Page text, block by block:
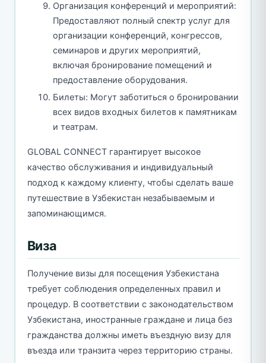
Организация конференций и мероприятий:
Предоставляют полный спектр услуг для
организации конференций, конгрессов,
семинаров и других мероприятий,
включая бронирование помещений и
предоставление оборудования.
Билеты: Могут заботиться о бронировании
всех видов входных билетов к памятникам
и театрам.
GLOBAL CONNECT гарантирует высокое
качество обслуживания и индивидуальный
подход к каждому клиенту, чтобы сделать ваше
путешествие в Узбекистан незабываемым и
запоминающимся.
Виза
Получение визы для посещения Узбекистана
требует соблюдения определенных правил и
процедур. В соответствии с законодательством
Узбекистана, иностранные граждане и лица без
гражданства должны иметь въездную визу для
въезда или транзита через территорию страны.